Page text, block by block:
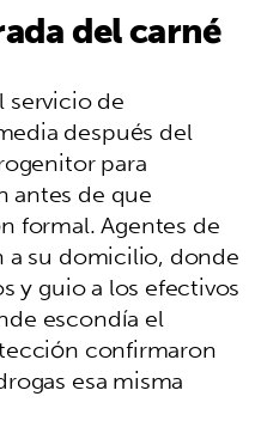
del carné
servicio de
después del
para
antes de que
formal. Agentes de
su domicilio, donde
y guio a los efectivos
escondía el
confirmaron
esa misma